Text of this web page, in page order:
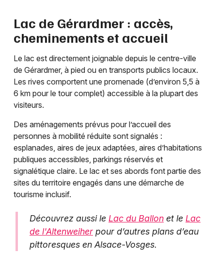
Lac de Gérardmer : accès,
cheminements et accueil
Le lac est directement joignable depuis le centre-ville
de Gérardmer, à pied ou en transports publics locaux.
Les rives comportent une promenade (d’environ 5,5 à
6 km pour le tour complet) accessible à la plupart des
visiteurs.
Des aménagements prévus pour l’accueil des
personnes à mobilité réduite sont signalés :
esplanades, aires de jeux adaptées, aires d’habitations
publiques accessibles, parkings réservés et
signalétique claire. Le lac et ses abords font partie des
sites du territoire engagés dans une démarche de
tourisme inclusif.
Découvrez aussi le Lac du Ballon et le Lac
de l'Altenweiher pour d’autres plans d’eau
pittoresques en Alsace-Vosges.